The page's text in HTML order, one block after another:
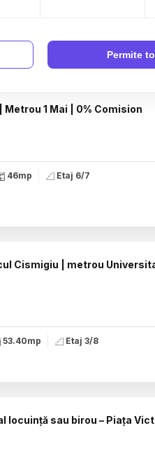
1 Mai | 0% Comision
46mp Etaj 6/7
Cismigiu | metrou
53.40mp Etaj 3/8
sau birou – Piața
Permite